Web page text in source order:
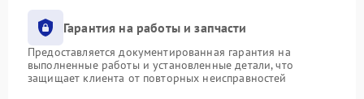
Гарантия на работы и запчасти
Предоставляется документированная гарантия на
выполненные работы и установленные детали, что
защищает клиента от повторных неисправностей